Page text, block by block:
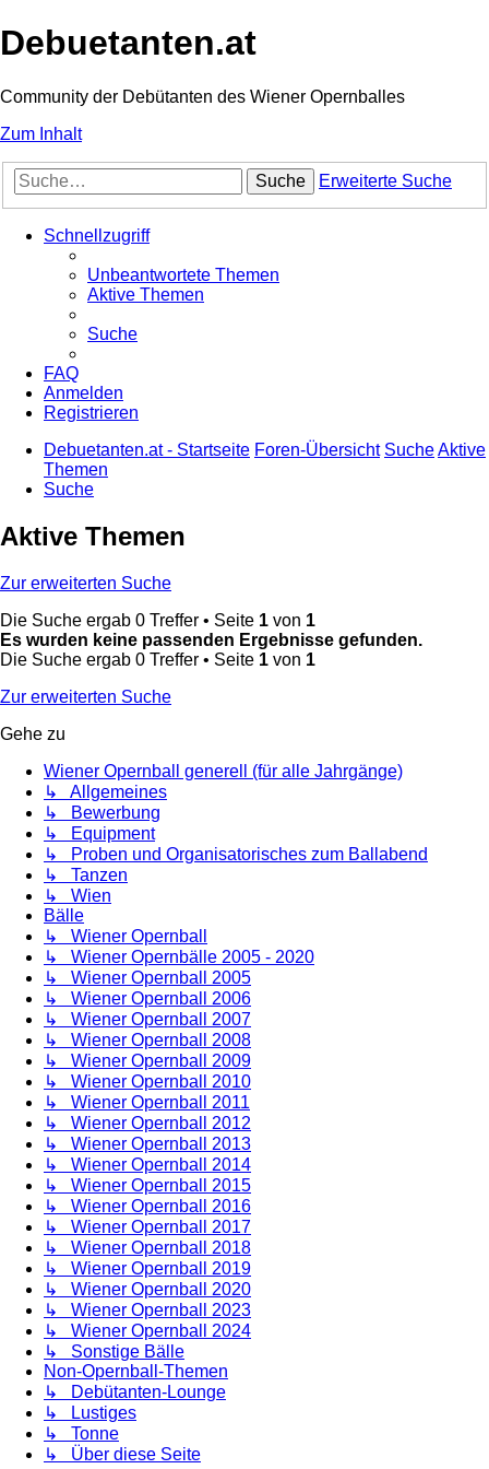
Debuetanten.at
Community der Debütanten des Wiener Opernballes
Zum Inhalt
Suche Erweiterte Suche
Schnellzugriff
Unbeantwortete Themen
Aktive Themen
Suche
FAQ
Anmelden
Registrieren
Debuetanten.at - Startseite Foren-Übersicht SucheAktive
Themen
Suche
Aktive Themen
Zur erweiterten Suche
Die Suche ergab 0 Treffer • Seite 1 von 1
Es wurden keine passenden Ergebnisse gefunden.
Die Suche ergab 0 Treffer • Seite 1 von 1
Zur erweiterten Suche
Gehe zu
Wiener Opernball generell (für alle Jahrgänge)
↳ Allgemeines
↳ Bewerbung
↳ Equipment
↳ Proben und Organisatorisches zum Ballabend
↳ Tanzen
↳ Wien
Bälle
↳ Wiener Opernball
↳ Wiener Opernbälle 2005 - 2020
↳ Wiener Opernball 2005
↳ Wiener Opernball 2006
↳ Wiener Opernball 2007
↳ Wiener Opernball 2008
↳ Wiener Opernball 2009
↳ Wiener Opernball 2010
↳ Wiener Opernball 2011
↳ Wiener Opernball 2012
↳ Wiener Opernball 2013
↳ Wiener Opernball 2014
↳ Wiener Opernball 2015
↳ Wiener Opernball 2016
↳ Wiener Opernball 2017
↳ Wiener Opernball 2018
↳ Wiener Opernball 2019
↳ Wiener Opernball 2020
↳ Wiener Opernball 2023
↳ Wiener Opernball 2024
↳ Sonstige Bälle
Non-Opernball-Themen
↳ Debütanten-Lounge
↳ Lustiges
↳ Tonne
↳ Über diese Seite